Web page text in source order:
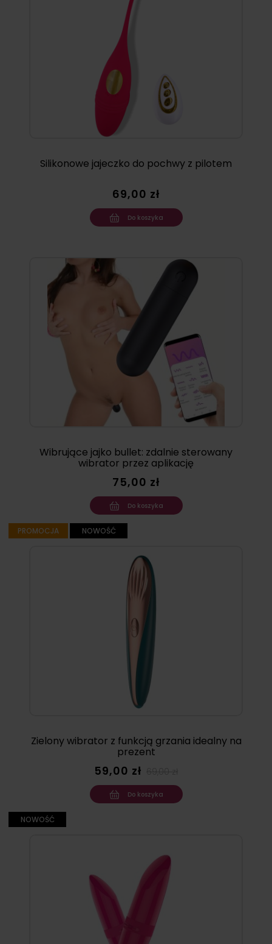
Silikonowe jajeczko do pochwy z pilotem
69,00 zł
Do koszyka
Wibrujące jajko bullet: zdalnie sterowany
wibrator przez aplikację
75,00 zł
Do koszyka
Zielony wibrator z funkcją grzania idealny na
prezent
59,00 zł
Do koszyka
PROMOCJA NOWOŚĆ
NOWOŚĆ